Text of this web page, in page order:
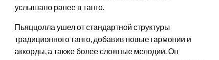
услышано ранее в танго.
Пьяццолла ушел от стандартной структуры
традиционного танго, добавив новые гармонии и
аккорды, а также более сложные мелодии. Он